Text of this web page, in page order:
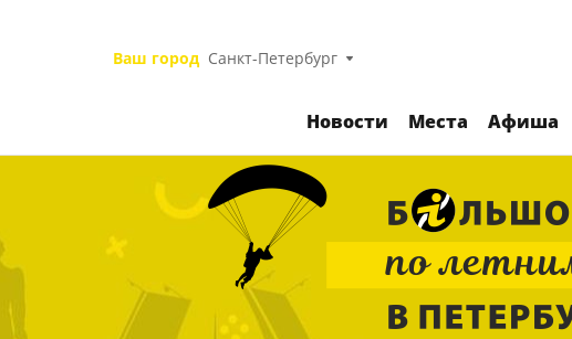
Ваш город Санкт-Петербург
Новости Места Афиша